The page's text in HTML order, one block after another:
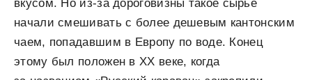
вкусом. Но из-за дороговизны такое сырье
начали смешивать с более дешевым кантонским
чаем, попадавшим в Европу по воде. Конец
этому был положен в XX веке, когда